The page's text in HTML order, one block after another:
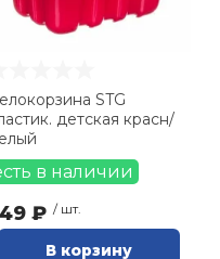
STG
детская красн/
в наличии
₽ / шт.
В корзину